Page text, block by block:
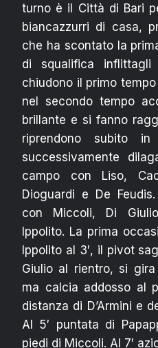
turno è il Città di Bari
biancazzurri di casa,
che ha scontato la
di squalifica
chiudono il primo
nel secondo tempo
brillante e si fanno
riprendono subito
successivamente
campo con Liso,
Dioguardi e De
con Miccoli, Di
Ippolito. La prima
Ippolito al 3′, il pivot
Giulio al rientro, si gira
ma calcia addosso al
distanza di D’Armini e
Al 5′ puntata di
piedi di Miccoli. Al 7′